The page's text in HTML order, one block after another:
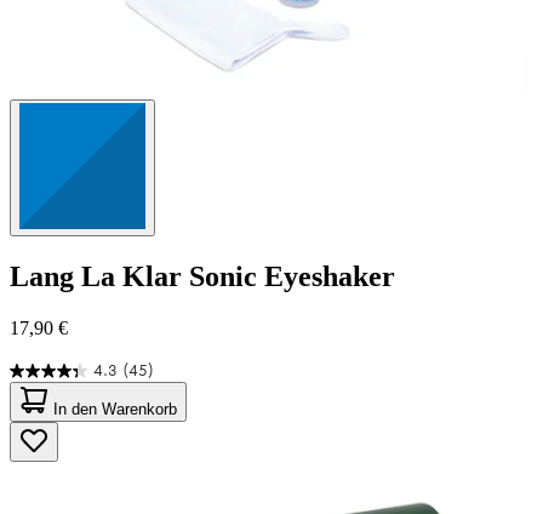
Lang La Klar Sonic Eyeshaker
17,90 €
4.3 (45)
4.3
von
5
Sternen.
45
In den Warenkorb